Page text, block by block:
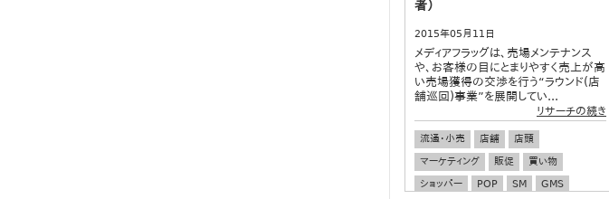
者）
2015年05月11日
メディアフラッグは、売場メンテナンス
や、お客様の目にとまりやすく売上が高
い売場獲得の交渉を行う“ラウンド(店
舗巡回)事業”を展開してい...
リサーチの続き
流通・小売 店舗
店頭
マーケティング
販促
買い物
ショッパー
POP SM
GMS